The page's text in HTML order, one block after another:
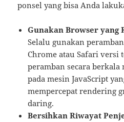
ponsel yang bisa Anda
Gunakan Browser yang
Selalu gunakan
Chrome atau Safari versi
peramban secara
pada mesin JavaScript
mempercepat rendering
daring.
Bersihkan Riwayat